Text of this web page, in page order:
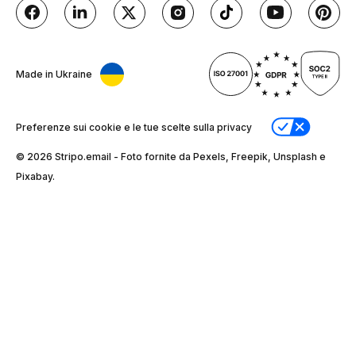
Made in Ukraine
Preferenze sui cookie e le tue scelte sulla privacy
© 2026 Stripо.email - Foto fornite da Pexels, Freepik, Unsplash e
Pixabay.